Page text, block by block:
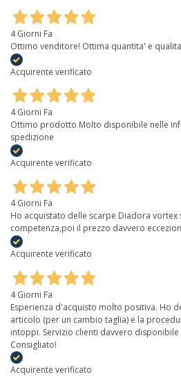
4 Giorni Fa
Ottimo venditore! Ottima quantita' e
Acquirente verificato
4 Giorni Fa
Ottimo prodotto Molto disponibile nelle
spedizione
Acquirente verificato
4 Giorni Fa
Ho acquistato delle scarpe Diadora vortex
competenza,poi il prezzo davvero
Acquirente verificato
4 Giorni Fa
Esperienza d'acquisto molto positiva. Ho
articolo (per un cambio taglia) e la
intoppi. Servizio clienti davvero
Consigliato!
Acquirente verificato